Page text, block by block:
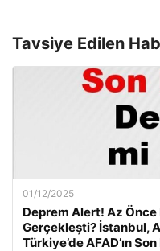
Tavsiye Edilen
01/12/2025
Deprem Alert! Az
Gerçekleşti? İstanbul,
Türkiye’de AFAD’ın